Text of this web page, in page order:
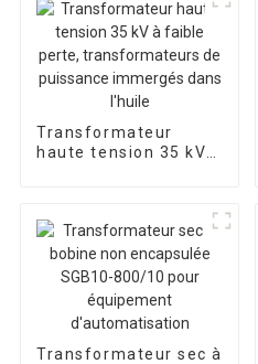
Transformateur
haute tension 35 kV à
dans l'huile
Transformateur sec à